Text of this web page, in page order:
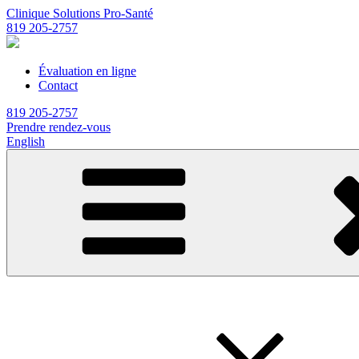
Clinique Solutions Pro-Santé
819 205-2757
Évaluation en ligne
Contact
819 205-2757
Prendre rendez-vous
English